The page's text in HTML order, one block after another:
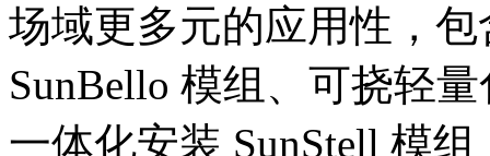
场域更多元的应用性，
SunBello 模组、可挠轻
一体化安装 SunStell 模